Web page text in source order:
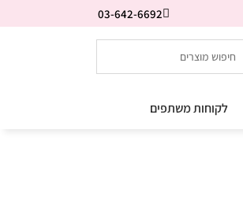
03-642-6692
לקוחות משתפים